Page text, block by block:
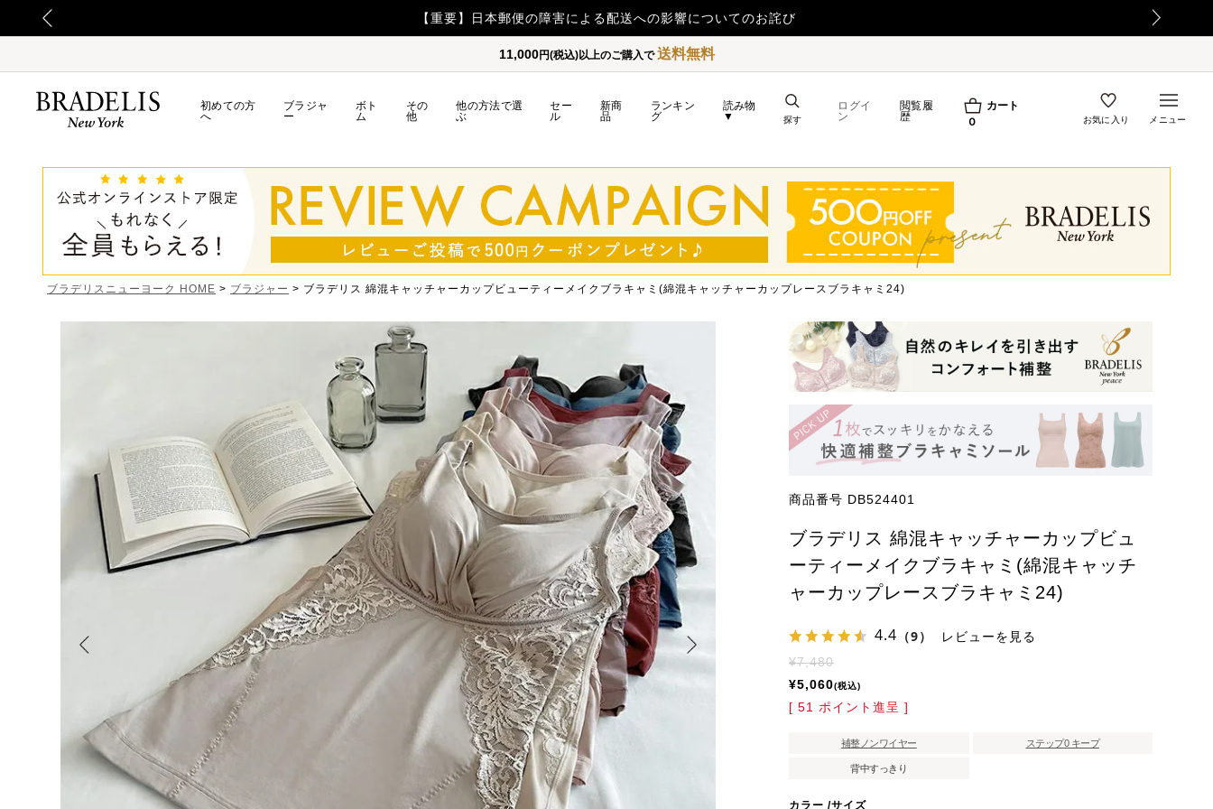
【重要】令和8年熊本地震の影響によるお荷物のお届け遅延について
11,000円(税込)以上のご購入で送料無料
初めての方
へ
ブラジャ
ー
ボト
ム
その
他
他の方法で選
ぶ
セー
ル
新商
品
ランキン
グ
読み物
▼
ログイ
ン
閲覧履
歴
カート
0
探す お気に入り メニュー
ブラデリスニューヨーク HOME ブラジャー ブラデリス 綿混キャッチャーカップビューティーメイクブラキャミ(綿混キャッチャーカップレースブラキャミ24)
商品番号 DB524401
ブラデリス 綿混キャッチャーカップビュ
ーティーメイクブラキャミ(綿混キャッチ
ャーカップレースブラキャミ24)
4.4 （9） レビューを見る
¥7,480
¥5,060 税込
[ 51 ポイント進呈 ]
補整ノンワイヤー ステップ0 キープ
背中すっきり
カラー サイズ